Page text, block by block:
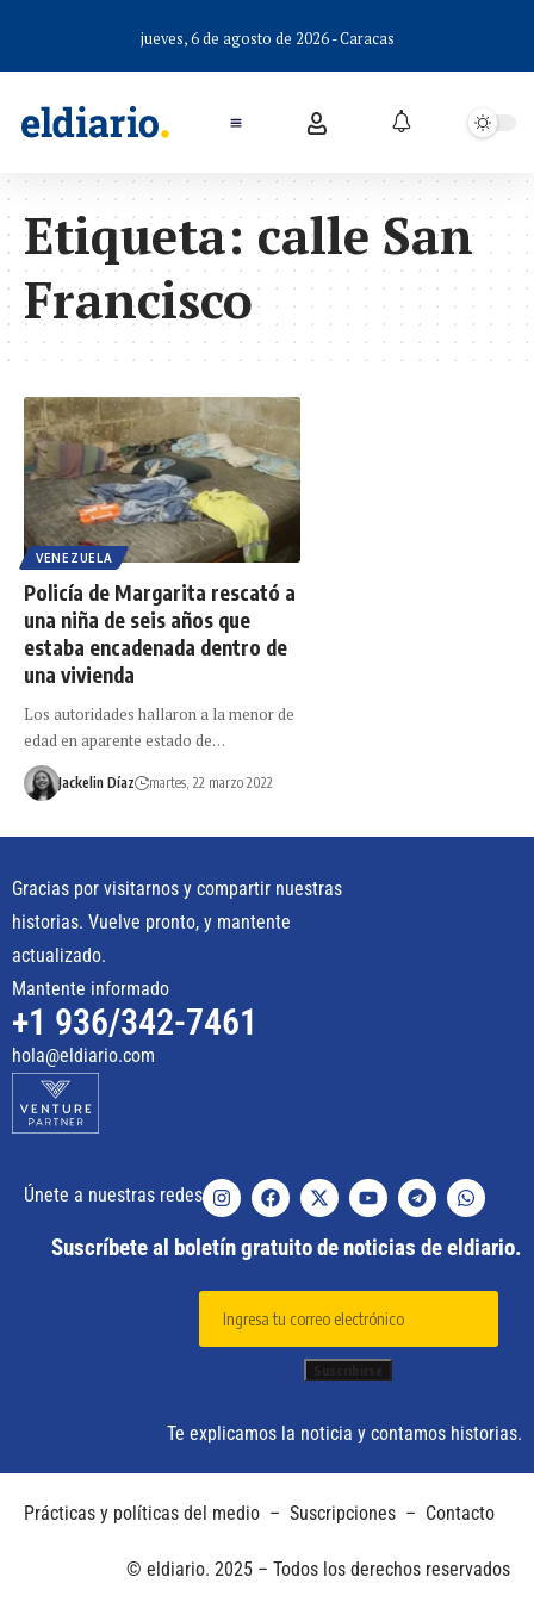
jueves, 6 de agosto de 2026 - Caracas
Etiqueta: calle San
Francisco
VENEZUELA
Policía de Margarita rescató a
una niña de seis años que
estaba encadenada dentro de
una vivienda
Los autoridades hallaron a la menor de
edad en aparente estado de…
Jackelin Díaz martes, 22 marzo 2022
Gracias por visitarnos y compartir nuestras
historias. Vuelve pronto, y mantente
actualizado.
Mantente informado
+1 936/342-7461
hola@eldiario.com
Únete a nuestras redes
Suscríbete al boletín gratuito de noticias de eldiario.
Te explicamos la noticia y contamos historias.
Prácticas y políticas del medio – Suscripciones – Contacto
© eldiario. 2025 – Todos los derechos reservados